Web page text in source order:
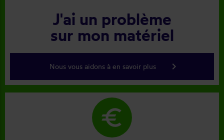
J'ai un problème
sur mon matériel
Nous vous aidons à en savoir plus keyboard_arrow_right
euro